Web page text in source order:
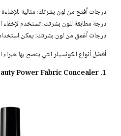
درجات أفتح من لون بشرتك: مثالية
درجة مطابقة للون بشرتك: تستخدم لإخفاء
درجات أغمق من لون بشرتك: يمكن
أفضل أنواع الكونسيلر التي ينصح بها خبراء
1. Giorgio Armani Beauty Power Fabric Concealer